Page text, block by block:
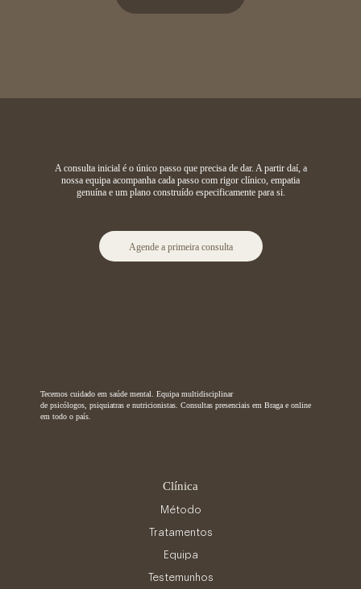
A consulta inicial é o único passo que precisa de dar. A partir daí, a
nossa equipa acompanha cada passo com rigor clínico, empatia
genuína e um plano construído especificamente para si.
Agende a primeira consulta
Tecemos cuidado em saúde mental. Equipa multidisciplinar
de psicólogos, psiquiatras e nutricionistas. Consultas presenciais em Braga e online
em todo o país.
Clínica
Método
Tratamentos
Equipa
Testemunhos